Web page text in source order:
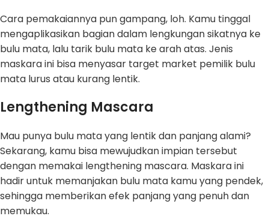
Cara pemakaiannya pun gampang, loh. Kamu tinggal
mengaplikasikan bagian dalam lengkungan sikatnya ke
bulu mata, lalu tarik bulu mata ke arah atas. Jenis
maskara ini bisa menyasar target market pemilik bulu
mata lurus atau kurang lentik.
Lengthening Mascara
Mau punya bulu mata yang lentik dan panjang alami?
Sekarang, kamu bisa mewujudkan impian tersebut
dengan memakai lengthening mascara. Maskara ini
hadir untuk memanjakan bulu mata kamu yang pendek,
sehingga memberikan efek panjang yang penuh dan
memukau.